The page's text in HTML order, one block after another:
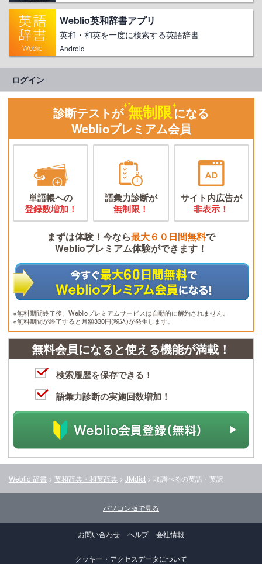
Weblio英和辞書アプリ
英和・和英を一度に検索する英語辞書
Android
ログイン
診断テストが 無制限になる
Weblioプレミアム会員
単語帳への
登録数増加！
語彙力診断が
無制限！
サイト内広告が
非表示！
まずは体験！今なら最大６０日間無料で
Weblioプレミアム体験ができます！
※無料期間終了後、Weblioプレミアムサービスは自動的に解約されません。
※無料期間が終了すると月額330円(税込)が発生します。
無料会員になると使える機能が満載！
検索履歴を保存できる！
語彙力診断の実施回数増加！
Weblio 辞書 > 英和辞典・和英辞典 > JMdict > 取調べるの英語・英訳
パソコン版で見る
お問い合わせ ヘルプ 会社情報
クッキー・アクセスデータについて